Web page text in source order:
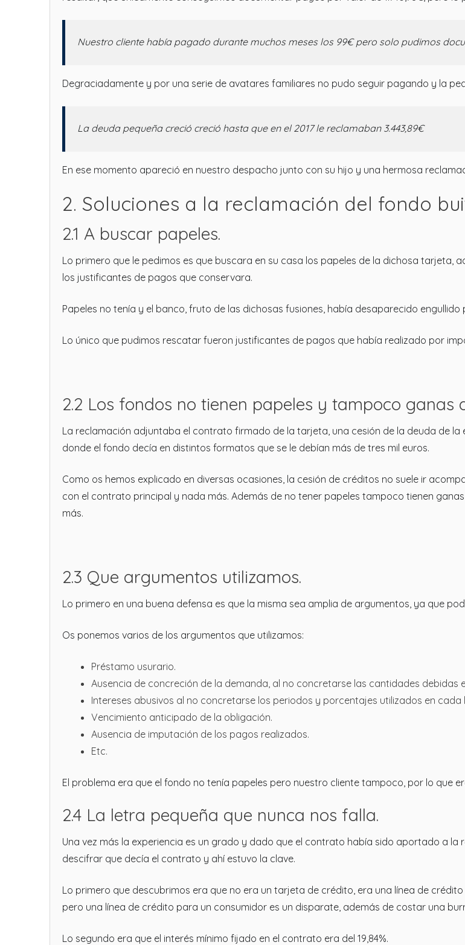
Nuestro cliente había pagado durante muchos meses los 99€ pero solo pudimos
Degraciadamente y por una serie de avatares familiares no pudo seguir pagando y la
La deuda pequeña creció creció hasta que en el 2017 le reclamaban 3.443,89€
En ese momento apareció en nuestro despacho junto con su hijo y una hermosa
2. Soluciones a la reclamación del fondo
2.1 A buscar papeles.
Lo primero que le pedimos es que buscara en su casa los papeles de la dichosa tarjeta,
los justificantes de pagos que conservara.
Papeles no tenía y el banco, fruto de las dichosas fusiones, había desaparecido
Lo único que pudimos rescatar fueron justificantes de pagos que había realizado por
2.2 Los fondos no tienen papeles y tampoco ganas
La reclamación adjuntaba el contrato firmado de la tarjeta, una cesión de la deuda de
donde el fondo decía en distintos formatos que se le debían más de tres mil euros.
Como os hemos explicado en diversas ocasiones, la cesión de créditos no suele ir
con el contrato principal y nada más. Además de no tener papeles tampoco tienen
más.
2.3 Que argumentos utilizamos.
Lo primero en una buena defensa es que la misma sea amplia de argumentos, ya que
Os ponemos varios de los argumentos que utilizamos:
Préstamo usurario.
Ausencia de concreción de la demanda, al no concretarse las cantidades debidas
Intereses abusivos al no concretarse los periodos y porcentajes utilizados en cada
Vencimiento anticipado de la obligación.
Ausencia de imputación de los pagos realizados.
Etc.
El problema era que el fondo no tenía papeles pero nuestro cliente tampoco, por lo que
2.4 La letra pequeña que nunca nos falla.
Una vez más la experiencia es un grado y dado que el contrato había sido aportado a
descifrar que decía el contrato y ahí estuvo la clave.
Lo primero que descubrimos era que no era un tarjeta de crédito, era una línea de
pero una línea de crédito para un consumidor es un disparate, además de costar una
Lo segundo era que el interés mínimo fijado en el contrato era del 19,84%.